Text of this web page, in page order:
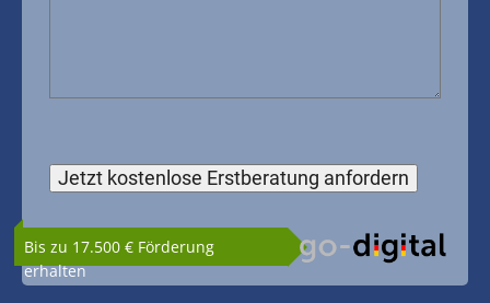
Bis zu 17.500 € Förderung
erhalten